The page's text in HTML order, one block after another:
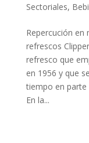
Sectoriales,
Repercución en
refrescos
refresco que
en 1956 y que
tiempo en parte
En la...